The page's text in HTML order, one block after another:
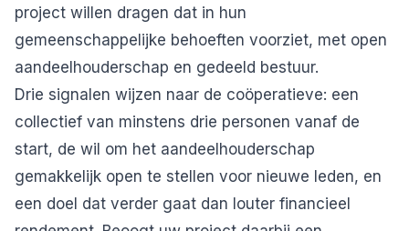
project willen dragen dat in hun
gemeenschappelijke behoeften voorziet, met open
aandeelhouderschap en gedeeld bestuur.
Drie signalen wijzen naar de coöperatieve: een
collectief van minstens drie personen vanaf de
start, de wil om het aandeelhouderschap
gemakkelijk open te stellen voor nieuwe leden, en
een doel dat verder gaat dan louter financieel